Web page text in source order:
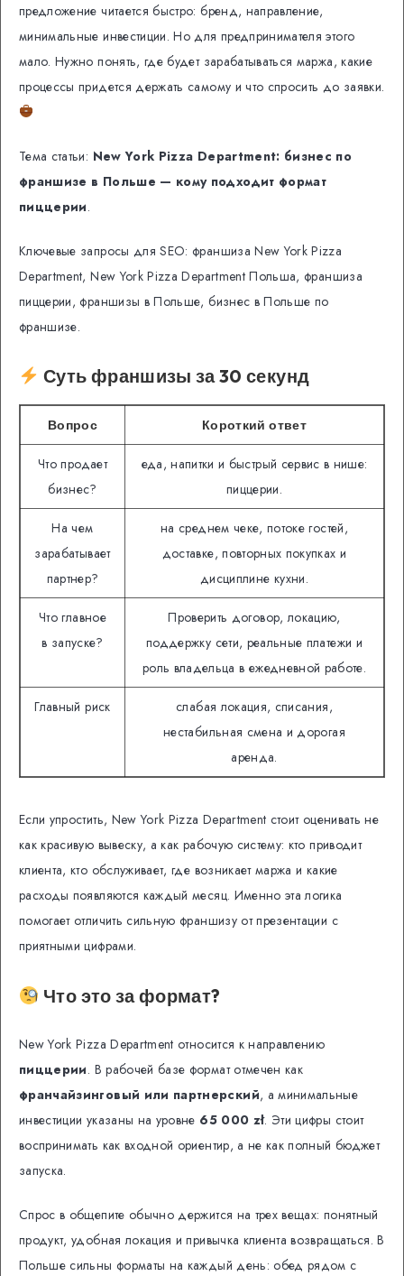
предложение читается быстро: бренд, направление,
минимальные инвестиции. Но для предпринимателя этого
мало. Нужно понять, где будет зарабатываться маржа, какие
процессы придется держать самому и что спросить до заявки.
Тема статьи: New York Pizza Department: бизнес по
франшизе в Польше — кому подходит формат
пиццерии.
Ключевые запросы для SEO: франшиза New York Pizza
Department, New York Pizza Department Польша, франшиза
пиццерии, франшизы в Польше, бизнес в Польше по
франшизе.
Суть франшизы за 30 секунд
Вопрос Короткий ответ
Что продает
бизнес?
еда, напитки и быстрый сервис в нише:
пиццерии.
На чем
зарабатывает
партнер?
на среднем чеке, потоке гостей,
доставке, повторных покупках и
дисциплине кухни.
Что главное
в запуске?
Проверить договор, локацию,
поддержку сети, реальные платежи и
роль владельца в ежедневной работе.
Главный риск
слабая локация, списания,
нестабильная смена и дорогая
аренда.
Если упростить, New York Pizza Department стоит оценивать не
как красивую вывеску, а как рабочую систему: кто приводит
клиента, кто обслуживает, где возникает маржа и какие
расходы появляются каждый месяц. Именно эта логика
помогает отличить сильную франшизу от презентации с
приятными цифрами.
Что это за формат?
New York Pizza Department относится к направлению
пиццерии. В рабочей базе формат отмечен как
франчайзинговый или партнерский, а минимальные
инвестиции указаны на уровне 65 000 zł. Эти цифры стоит
воспринимать как входной ориентир, а не как полный бюджет
запуска.
Спрос в общепите обычно держится на трех вещах: понятный
продукт, удобная локация и привычка клиента возвращаться. В
Польше сильны форматы на каждый день: обед рядом с